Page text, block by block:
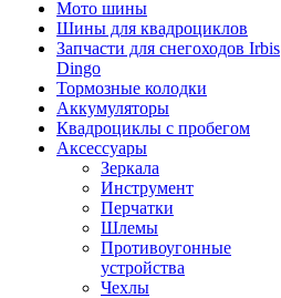
Мото шины
Шины для квадроциклов
Запчасти для снегоходов Irbis
Dingo
Тормозные колодки
Аккумуляторы
Квадроциклы с пробегом
Аксессуары
Зеркала
Инструмент
Перчатки
Шлемы
Противоугонные
устройства
Чехлы